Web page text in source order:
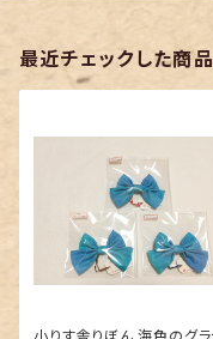
最近チェックした商品